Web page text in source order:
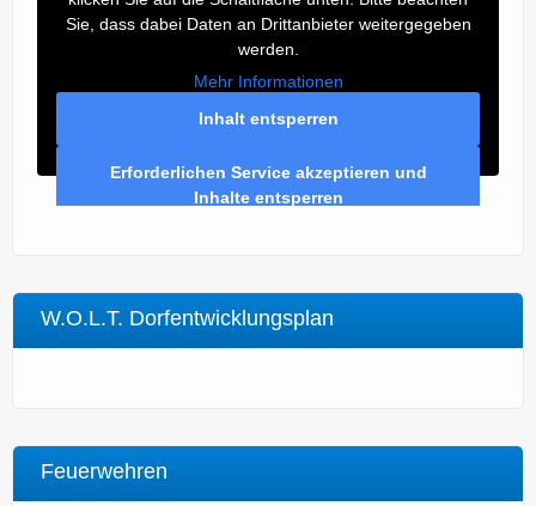
Sie, dass dabei Daten an Drittanbieter weitergegeben
werden.
Mehr Informationen
Inhalt entsperren
Erforderlichen Service akzeptieren und
Inhalte entsperren
W.O.L.T. Dorfentwicklungsplan
Feuerwehren